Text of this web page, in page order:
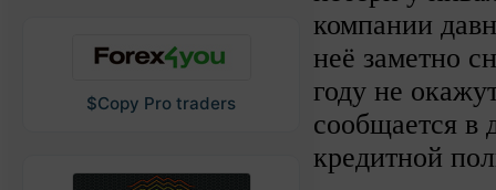
$Copy Pro traders
компании
неё заметно
году не
сообщается в
кредитной